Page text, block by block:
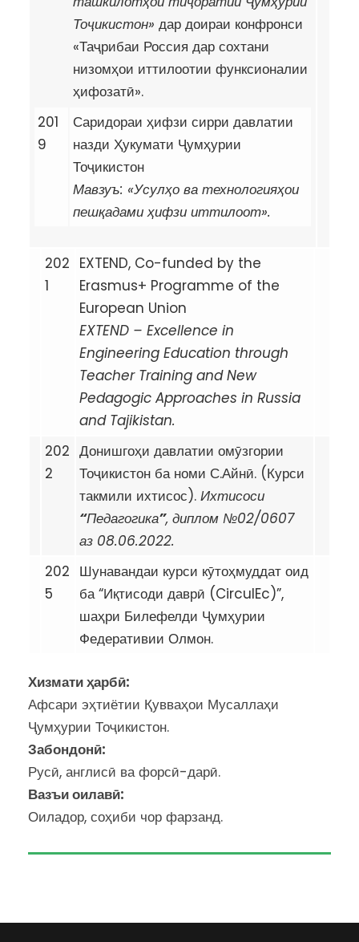
Тоҷикистон» дар доираи конфронси
«Таҷрибаи Россия дар сохтани
низомҳои иттилоотии функсионалии
ҳифозатӣ».
201
9
Саридораи ҳифзи сирри давлатии
назди Ҳукумати Ҷумҳурии
Тоҷикистон
Мавзуъ: «Усулҳо ва технологияҳои
пешқадами ҳифзи иттилоот».
202
1
EXTEND, Co-funded by the
Erasmus+ Programme of the
European Union
EXTEND – Excellence in
Engineering Education through
Teacher Training and New
Pedagogic Approaches in Russia
and Tajikistan.
202
2
Донишгоҳи давлатии омӯзгории
Тоҷикистон ба номи С.Айнӣ. (Курси
такмили ихтисос). Ихтисоси
“Педагогика”, диплом №02/0607
аз 08.06.2022.
202
5
Шунавандаи курси кӯтоҳмуддат оид
ба “Иқтисоди даврӣ (CirculEc)”,
шаҳри Билефелди Ҷумҳурии
Федеративии Олмон.
Хизмати ҳарбӣ:
Афсари эҳтиётии Қувваҳои Мусаллаҳи
Ҷумҳурии Тоҷикистон.
Забондонӣ:
Русӣ, англисӣ ва форсӣ-дарӣ.
Вазъи оилавӣ:
Оиладор, соҳиби чор фарзанд.